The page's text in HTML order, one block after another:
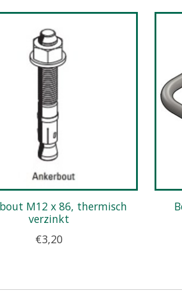
verzinkt
€3,20
Beschermbeugel voor model